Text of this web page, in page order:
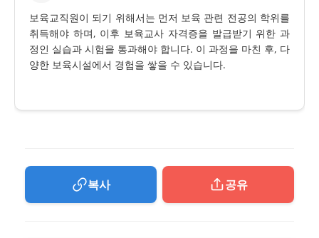
보육교직원이 되기 위해서는 먼저 보육 관련 전공의 학위를
취득해야 하며, 이후 보육교사 자격증을 발급받기 위한 과
정인 실습과 시험을 통과해야 합니다. 이 과정을 마친 후, 다
양한 보육시설에서 경험을 쌓을 수 있습니다.
복사 공유